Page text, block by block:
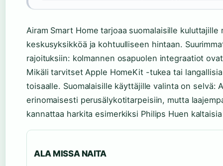
Airam Smart Home tarjoaa suomalaisille
keskusyksikköä ja kohtuulliseen hintaan.
rajoituksiin: kolmannen osapuolen integraatiot
Mikäli tarvitset Apple HomeKit -tukea tai
toisaalle. Suomalaisille käyttäjille valinta on selvä:
erinomaisesti perusälykotitarpeisiin, mutta
kannattaa harkita esimerkiksi Philips Huen
ALA MISSA NAITA